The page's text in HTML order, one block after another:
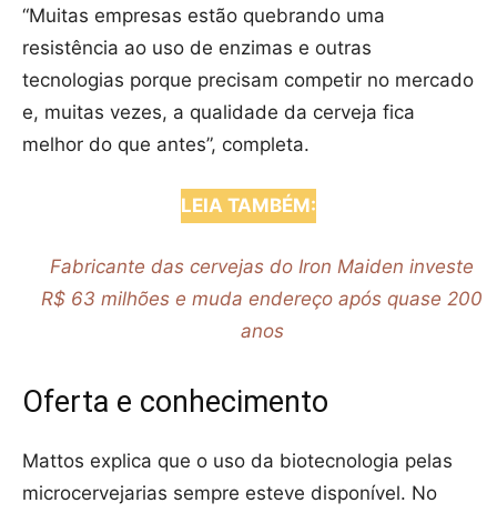
“Muitas empresas estão quebrando uma
resistência ao uso de enzimas e outras
tecnologias porque precisam competir no mercado
e, muitas vezes, a qualidade da cerveja fica
melhor do que antes”, completa.
LEIA TAMBÉM:
Fabricante das cervejas do Iron Maiden investe
R$ 63 milhões e muda endereço após quase 200
anos
Oferta e conhecimento
Mattos explica que o uso da biotecnologia pelas
microcervejarias sempre esteve disponível. No